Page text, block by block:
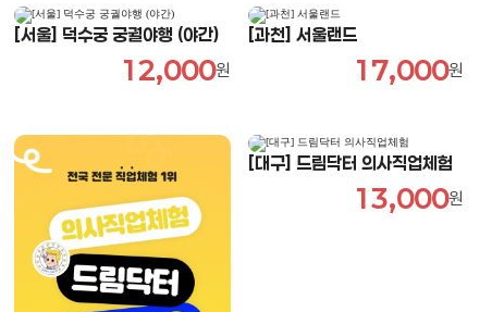
[서울] 덕수궁 궁궐야행 (야간)
12,000원
[과천] 서울랜드
17,000원
[대구] 드림닥터 의사직업체험
13,000원